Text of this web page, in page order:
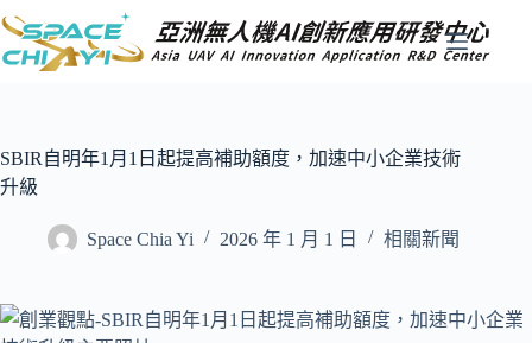
跳
主
容
SBIR自明年1月1日起提高補助額度，加速中小企業技術
升級
Space Chia Yi 2026 年 1 月 1 日 相關新聞